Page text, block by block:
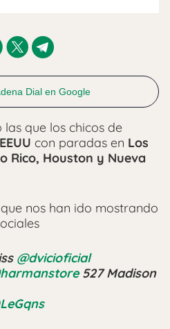
Dial en Google
las que los chicos de
EEUU con paradas en Los
Rico, Houston y Nueva
nos han ido mostrando
@dvicioficial
527 Madison